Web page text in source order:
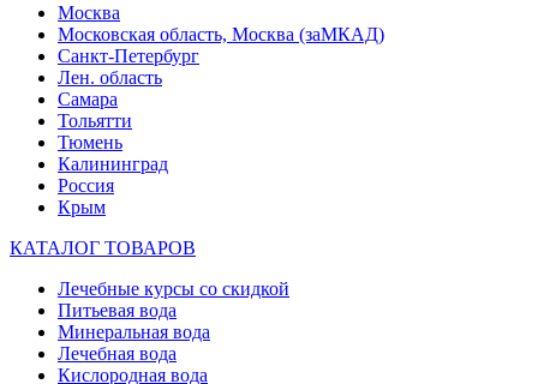
Москва
Московская область, Москва (заМКАД)
Санкт-Петербург
Лен. область
Самара
Тольятти
Тюмень
Калининград
Россия
Крым
КАТАЛОГ ТОВАРОВ
Лечебные курсы со скидкой
Питьевая вода
Минеральная вода
Лечебная вода
Кислородная вода